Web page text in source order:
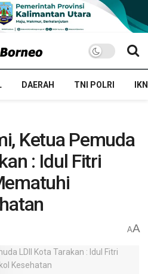
DAERAH TNI POLRI IKN
Ketua Pemuda
: Idul Fitri
AA